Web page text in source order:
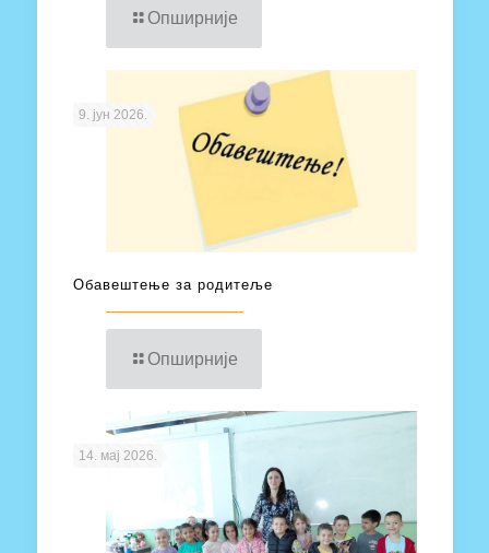
Опширније
9. јун 2026.
Обавештење за родитеље
Опширније
14. мај 2026.